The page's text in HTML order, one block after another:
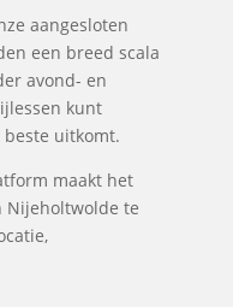
aangesloten
een breed scala
avond- en
kunt
uitkomt.
maakt het
Nijeholtwolde te